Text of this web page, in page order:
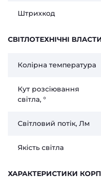
Штрихкод
СВІТЛОТЕХНІЧНІ
Колірна температура
Кут розсіювання
світла, °
Світловий потік, Лм
Якість світла
ХАРАКТЕРИСТИКИ